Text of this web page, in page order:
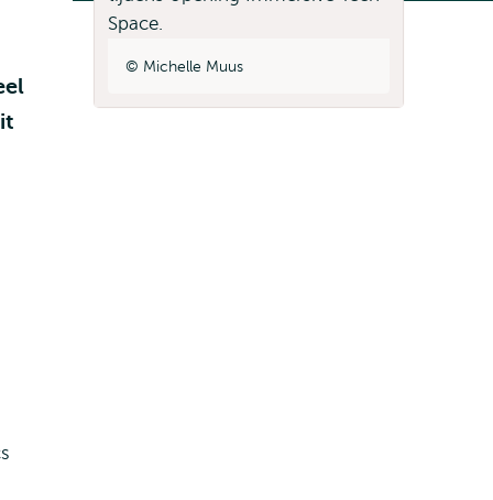
Michelle Muus